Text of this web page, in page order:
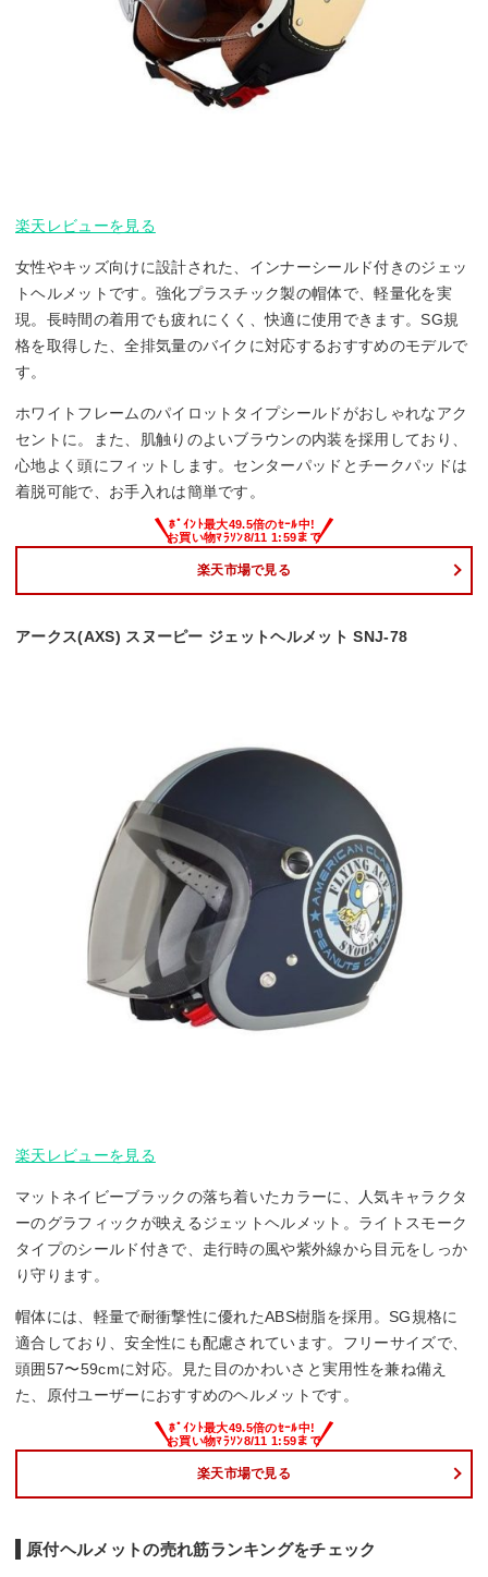
楽天レビューを見る
女性やキッズ向けに設計された、インナーシールド付きのジェッ
トヘルメットです。強化プラスチック製の帽体で、軽量化を実
現。長時間の着用でも疲れにくく、快適に使用できます。SG規
格を取得した、全排気量のバイクに対応するおすすめのモデルで
す。
ホワイトフレームのパイロットタイプシールドがおしゃれなアク
セントに。また、肌触りのよいブラウンの内装を採用しており、
心地よく頭にフィットします。センターパッドとチークパッドは
着脱可能で、お手入れは簡単です。
楽天市場で見る
アークス(AXS) スヌーピー ジェットヘルメット SNJ-78
楽天レビューを見る
マットネイビーブラックの落ち着いたカラーに、人気キャラクタ
ーのグラフィックが映えるジェットヘルメット。ライトスモーク
タイプのシールド付きで、走行時の風や紫外線から目元をしっか
り守ります。
帽体には、軽量で耐衝撃性に優れたABS樹脂を採用。SG規格に
適合しており、安全性にも配慮されています。フリーサイズで、
頭囲57〜59cmに対応。見た目のかわいさと実用性を兼ね備え
た、原付ユーザーにおすすめのヘルメットです。
楽天市場で見る
原付ヘルメットの売れ筋ランキングをチェック